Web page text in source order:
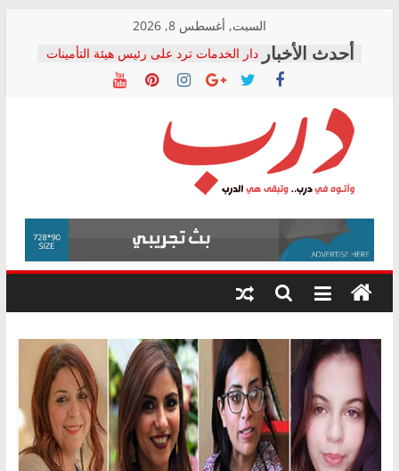
content
السبت, أغسطس 8, 2026
دار الخدمات ترد على رئيس هيئة التأمينات
بعد مؤتمره الصحفي: إنكار الأزمة لا ينهي
معاناة أصحاب المعاشات.. ونطالب بكشف
فرحات سليمان يكتب: القطاع الصحي إلى
أين؟
حزب التحالف الشعبي يطلق لجنة “الحق
في الصحة” بالإسكندرية لرصد الانتهاكات
ودعم المرضى
الوزاري لمدينة الصحفيين.. وانتهاء أعمال
إنشاء المبنى الإداري
المجلس القومي لحقوق الإنسان يعلن
متابعة قضية الدكتور محمد زهران.. ويؤكد:
قرينة البراءة وضمانات المحاكمة العادلة
درب
وأتوه
درب..
وتبقى
هي